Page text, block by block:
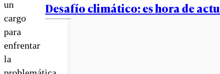
un
cargo
para
enfrentar
la
Desafío climático: es hora de